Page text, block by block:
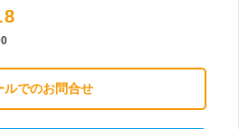
ルでのお問合せ